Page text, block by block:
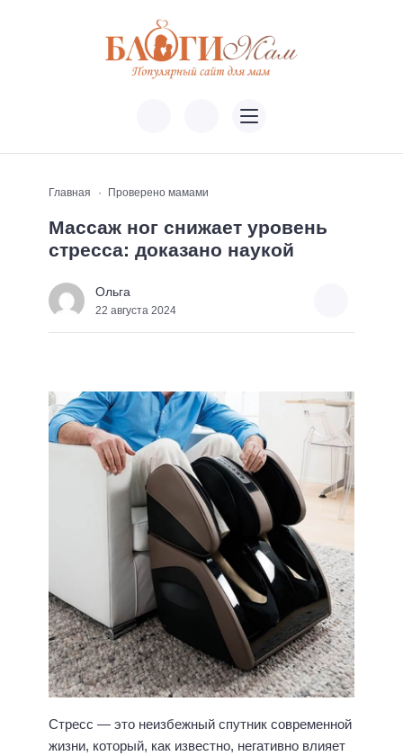
Главная Проверено мамами
Массаж ног снижает уровень
стресса: доказано наукой
Ольга
22 августа 2024
Стресс — это неизбежный спутник современной
жизни, который, как известно, негативно влияет